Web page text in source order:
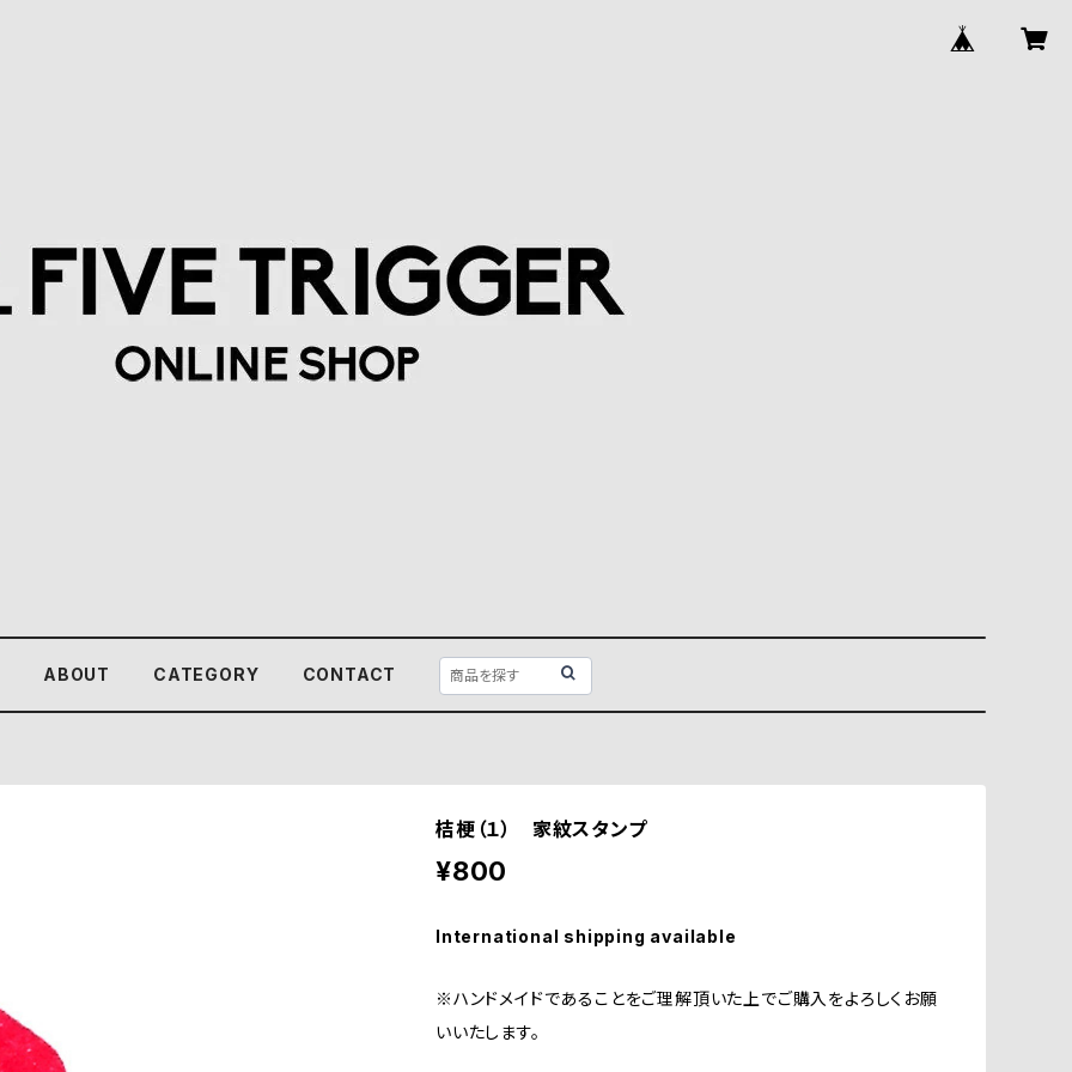
ABOUT CATEGORY CONTACT
桔梗（１） 家紋スタンプ
¥800
International shipping available
※ハンドメイドであることをご理解頂いた上でご購入をよろしくお願
いいたします。